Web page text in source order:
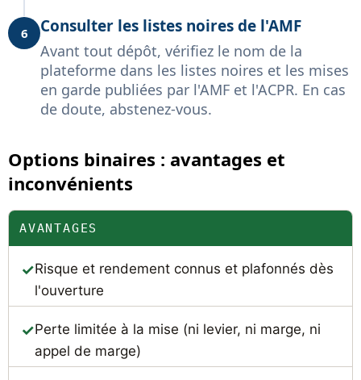
6 Consulter les listes noires de l'AMF
Avant tout dépôt, vérifiez le nom de la
plateforme dans les listes noires et les mises
en garde publiées par l'AMF et l'ACPR. En cas
de doute, abstenez-vous.
Options binaires : avantages et
inconvénients
AVANTAGES
Risque et rendement connus et plafonnés dès
l'ouverture
Perte limitée à la mise (ni levier, ni marge, ni
appel de marge)